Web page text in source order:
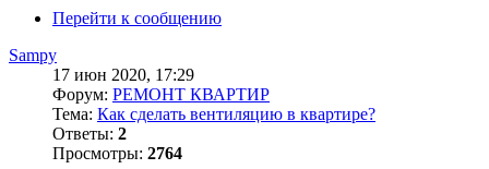
Перейти к сообщению
Sampy
17 июн 2020, 17:29
Форум: РЕМОНТ КВАРТИР
Тема: Как сделать вентиляцию в квартире?
Ответы: 2
Просмотры: 2764